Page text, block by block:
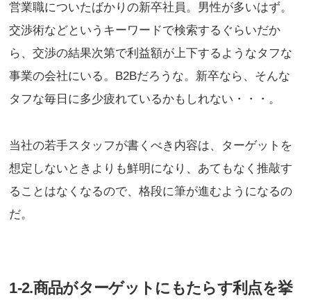
営業職についたばかりの新卒社員。男性が多いはず。
交渉術などというキーワードで検索するぐらいだか
ら、交渉の結果次第で利益額が上下するようなタフな
事業の会社にいる。B2Bだろうな。新卒なら、そんな
タフな毎日に多少疲れているかもしれない・・・。
当社の若手スタッフが書くべき内容は、ターゲットを
想定しないときよりも鮮明になり、あてもなく推敲す
ることはなくなるので、格段に筆が進むようになるの
だ。
1-2.商品がターゲットにもたらす利点を挙